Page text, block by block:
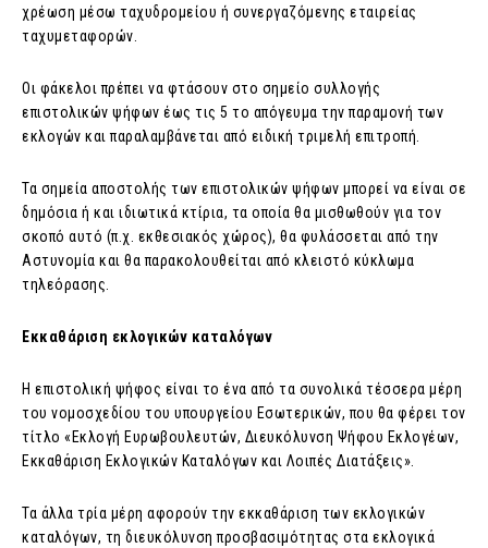
χρέωση μέσω ταχυδρομείου ή συνεργαζόμενης εταιρείας
ταχυμεταφορών.
Οι φάκελοι πρέπει να φτάσουν στο σημείο συλλογής
επιστολικών ψήφων έως τις 5 το απόγευμα την παραμονή των
εκλογών και παραλαμβάνεται από ειδική τριμελή επιτροπή.
Τα σημεία αποστολής των επιστολικών ψήφων μπορεί να είναι σε
δημόσια ή και ιδιωτικά κτίρια, τα οποία θα μισθωθούν για τον
σκοπό αυτό (π.χ. εκθεσιακός χώρος), θα φυλάσσεται από την
Αστυνομία και θα παρακολουθείται από κλειστό κύκλωμα
τηλεόρασης.
Εκκαθάριση εκλογικών καταλόγων
Η επιστολική ψήφος είναι το ένα από τα συνολικά τέσσερα μέρη
του νομοσχεδίου του υπουργείου Εσωτερικών, που θα φέρει τον
τίτλο «Εκλογή Ευρωβουλευτών, Διευκόλυνση Ψήφου Εκλογέων,
Εκκαθάριση Εκλογικών Καταλόγων και Λοιπές Διατάξεις».
Τα άλλα τρία μέρη αφορούν την εκκαθάριση των εκλογικών
καταλόγων, τη διευκόλυνση προσβασιμότητας στα εκλογικά